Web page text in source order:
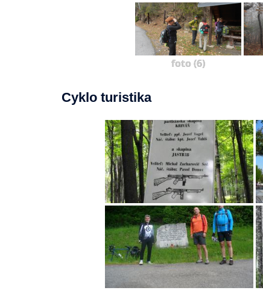
foto (6)
Cyklo turistika